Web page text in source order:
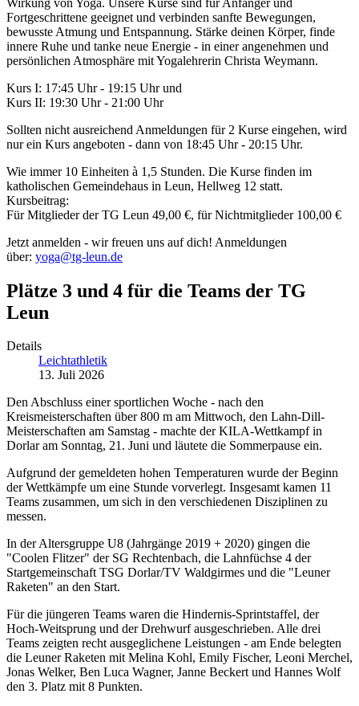
Fortgeschrittene geeignet und verbinden sanfte Bewegungen,
bewusste Atmung und Entspannung. Stärke deinen Körper, finde
innere Ruhe und tanke neue Energie - in einer angenehmen und
persönlichen Atmosphäre mit Yogalehrerin Christa Weymann.
Kurs I: 17:45 Uhr - 19:15 Uhr und
Kurs II: 19:30 Uhr - 21:00 Uhr
Sollten nicht ausreichend Anmeldungen für 2 Kurse eingehen, wird
nur ein Kurs angeboten - dann von 18:45 Uhr - 20:15 Uhr.
Wie immer 10 Einheiten à 1,5 Stunden. Die Kurse finden im
katholischen Gemeindehaus in Leun, Hellweg 12 statt.
Kursbeitrag:
Für Mitglieder der TG Leun 49,00 €, für Nichtmitglieder 100,00 €
Jetzt anmelden - wir freuen uns auf dich! Anmeldungen
über: yoga@tg-leun.de
Plätze 3 und 4 für die Teams der TG
Leun
Details
Leichtathletik
13. Juli 2026
Den Abschluss einer sportlichen Woche - nach den
Kreismeisterschaften über 800 m am Mittwoch, den Lahn-Dill-
Meisterschaften am Samstag - machte der KILA-Wettkampf in
Dorlar am Sonntag, 21. Juni und läutete die Sommerpause ein.
Aufgrund der gemeldeten hohen Temperaturen wurde der Beginn
der Wettkämpfe um eine Stunde vorverlegt. Insgesamt kamen 11
Teams zusammen, um sich in den verschiedenen Disziplinen zu
messen.
In der Altersgruppe U8 (Jahrgänge 2019 + 2020) gingen die
"Coolen Flitzer" der SG Rechtenbach, die Lahnfüchse 4 der
Startgemeinschaft TSG Dorlar/TV Waldgirmes und die "Leuner
Raketen" an den Start.
Für die jüngeren Teams waren die Hindernis-Sprintstaffel, der
Hoch-Weitsprung und der Drehwurf ausgeschrieben. Alle drei
Teams zeigten recht ausgeglichene Leistungen - am Ende belegten
die Leuner Raketen mit Melina Kohl, Emily Fischer, Leoni Merchel,
Jonas Welker, Ben Luca Wagner, Janne Beckert und Hannes Wolf
den 3. Platz mit 8 Punkten.